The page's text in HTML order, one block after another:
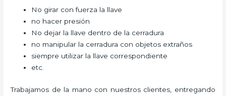
No girar con fuerza la llave
no hacer presión
No dejar la llave dentro de la cerradura
no manipular la cerradura con objetos extraños
siempre utilizar la llave correspondiente
etc.
Trabajamos de la mano con nuestros clientes, entregando